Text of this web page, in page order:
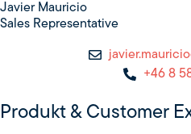
Javier Mauricio
Sales Representative
+46 8
Produkt & Custo­mer